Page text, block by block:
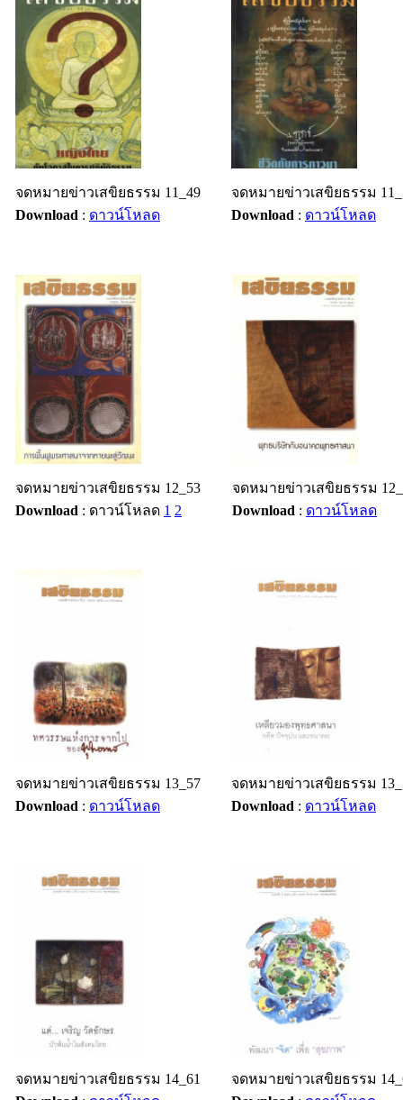
จดหมายข่าวเสขิยธรรม 11_49
Download : ดาวน์โหลด
จดหมายข่าวเสขิยธรรม
Download : ดาวน์โหลด
จดหมายข่าวเสขิยธรรม 12_53
Download : ดาวน์โหลด 1 2
จดหมายข่าวเสขิยธรรม
Download : ดาวน์โหลด
จดหมายข่าวเสขิยธรรม 13_57
Download : ดาวน์โหลด
จดหมายข่าวเสขิยธรรม
Download : ดาวน์โหลด
จดหมายข่าวเสขิยธรรม 14_61
จดหมายข่าวเสขิยธรรม